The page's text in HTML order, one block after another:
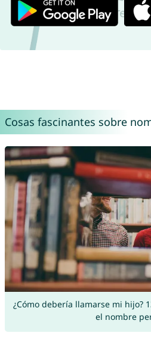
Cosas fascinantes sobre
¿Cómo debería llamarse mi hijo?
el nombre